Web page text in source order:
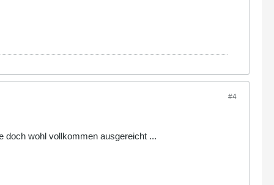
#4
doch wohl vollkommen ausgereicht ...